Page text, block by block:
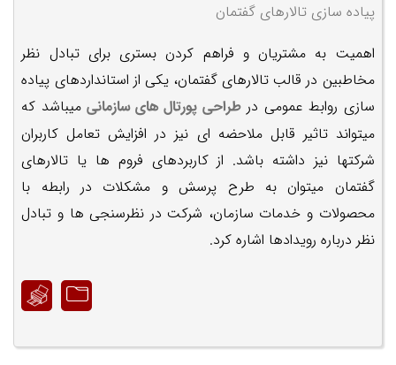
پیاده سازی تالارهای گفتمان
اهمیت به مشتریان و فراهم کردن بستری برای تبادل نظر
مخاطبین در قالب تالارهای گفتمان، یکی از استانداردهای پیاده
سازی روابط عمومی درطراحی پورتال های سازمانیمیباشد که
میتواند تاثیر قابل ملاحضه ای نیز در افزایش تعامل کاربران
شرکتها نیز داشته باشد. از کاربردهای فروم ها یا تالارهای
گفتمان میتوان به طرح پرسش و مشکلات در رابطه با
محصولات و خدمات سازمان، شرکت در نظرسنجی ها و تبادل
نظر درباره رویدادها اشاره کرد.